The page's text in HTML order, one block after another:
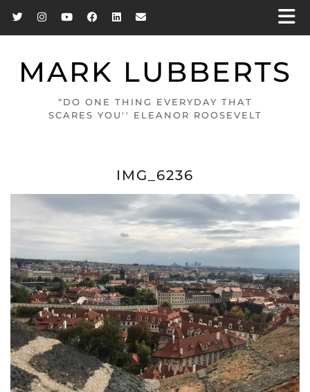
MARK LUBBERTS
“DO ONE THING EVERYDAY THAT
SCARES YOU'' ELEANOR ROOSEVELT
IMG_6236